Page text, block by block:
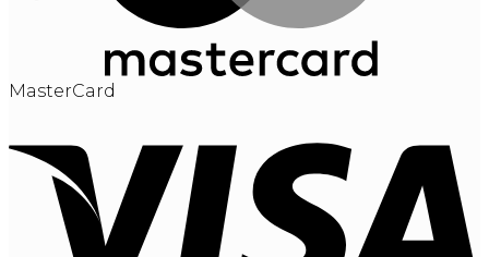
MasterCard